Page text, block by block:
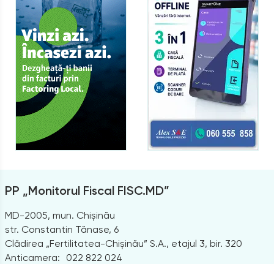
PP „Monitorul Fiscal FISC.MD”
MD-2005, mun. Chișinău
str. Constantin Tănase, 6
Clădirea „Fertilitatea-Chișinău” S.A., etajul 3, bir. 320
Anticamera:
022 822 024